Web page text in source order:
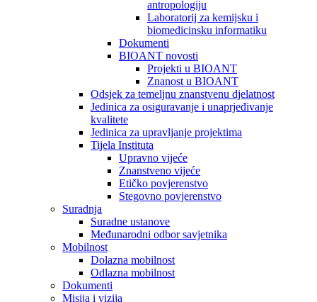
antropologiju
Laboratorij za kemijsku i
biomedicinsku informatiku
Dokumenti
BIOANT novosti
Projekti u BIOANT
Znanost u BIOANT
Odsjek za temeljnu znanstvenu djelatnost
Jedinica za osiguravanje i unaprjeđivanje
kvalitete
Jedinica za upravljanje projektima
Tijela Instituta
Upravno vijeće
Znanstveno vijeće
Etičko povjerenstvo
Stegovno povjerenstvo
Suradnja
Suradne ustanove
Međunarodni odbor savjetnika
Mobilnost
Dolazna mobilnost
Odlazna mobilnost
Dokumenti
Misija i vizija